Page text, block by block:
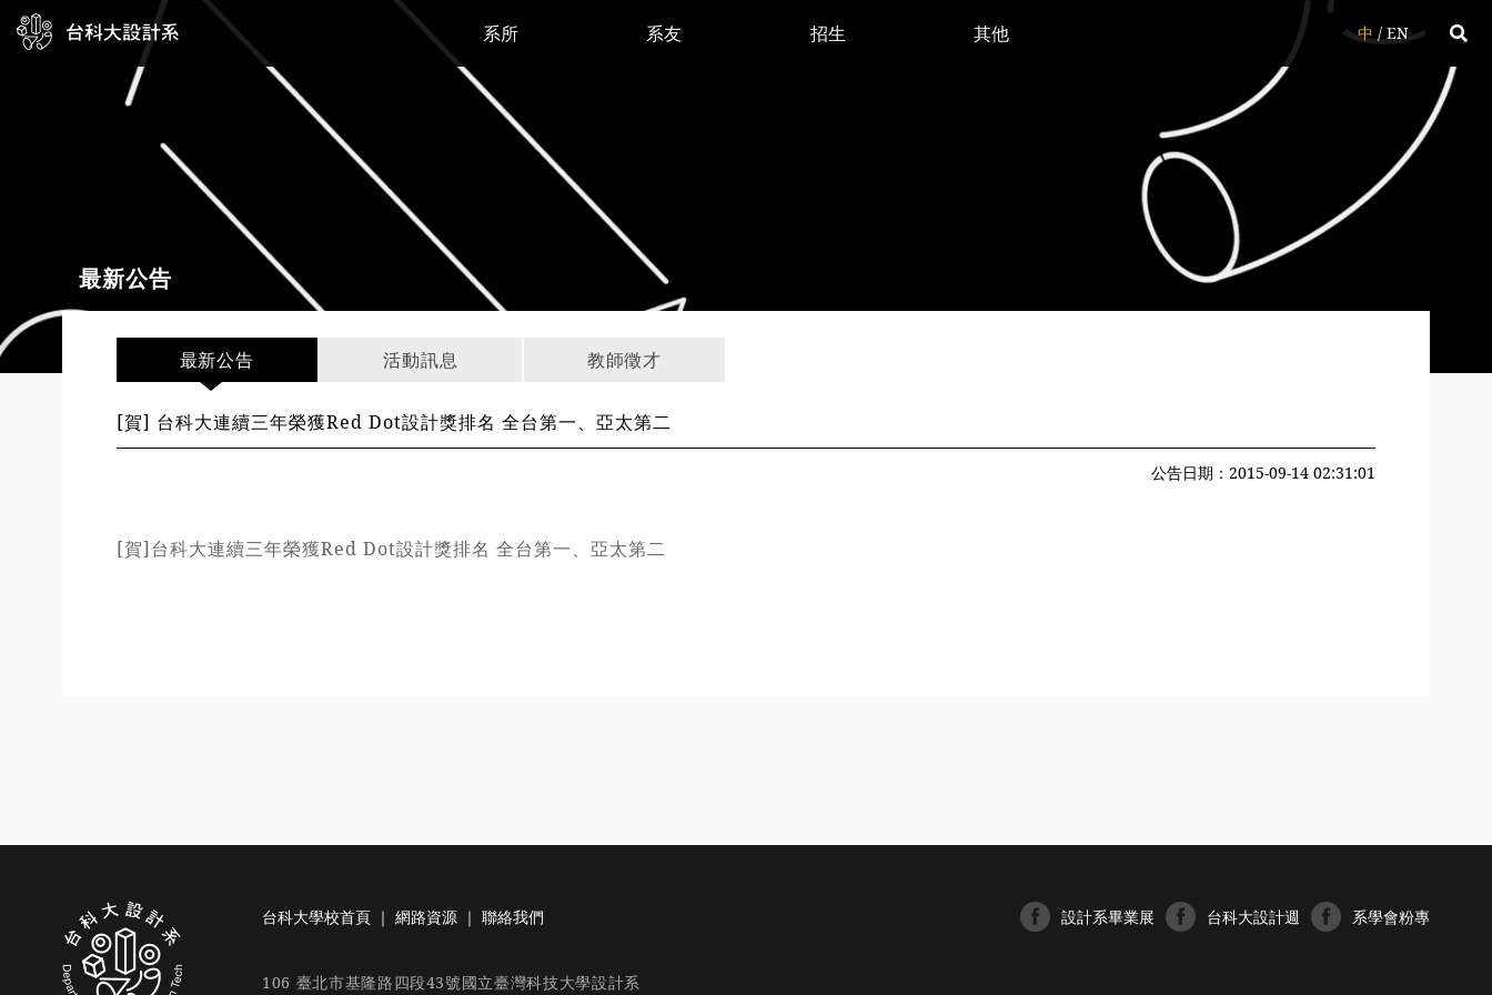
系所 系友 招生 其他 中 / EN
最新公告
最新公告 活動訊息 教師徵才
[賀] 台科大連續三年榮獲Red Dot設計獎排名 全台第一、亞太第二
公告日期：2015-09-14 02:31:01
[賀]台科大連續三年榮獲Red Dot設計獎排名 全台第一、亞太第二
台科大學校首頁 ｜ 網路資源 ｜ 聯絡我們 設計系畢業展 台科大設計週 系學會粉專
106 臺北市基隆路四段43號國立臺灣科技大學設計系